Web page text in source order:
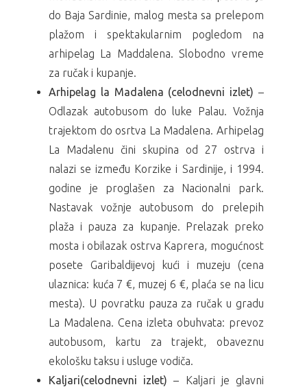
do Baja Sardinie, malog mesta sa prelepom
plažom i spektakularnim pogledom na
arhipelag La Maddalena. Slobodno vreme
za ručak i kupanje.
Arhipelag la Madalena (celodnevni izlet) –
Odlazak autobusom do luke Palau. Vožnja
trajektom do osrtva La Madalena. Arhipelag
La Madalenu čini skupina od 27 ostrva i
nalazi se između Korzike i Sardinije, i 1994.
godine je proglašen za Nacionalni park.
Nastavak vožnje autobusom do prelepih
plaža i pauza za kupanje. Prelazak preko
mosta i obilazak ostrva Kaprera, mogućnost
posete Garibaldijevoj kući i muzeju (cena
ulaznica: kuća 7 €, muzej 6 €, plaća se na licu
mesta). U povratku pauza za ručak u gradu
La Madalena. Cena izleta obuhvata: prevoz
autobusom, kartu za trajekt, obaveznu
ekološku taksu i usluge vodiča.
Kaljari(celodnevni izlet) – Kaljari je glavni